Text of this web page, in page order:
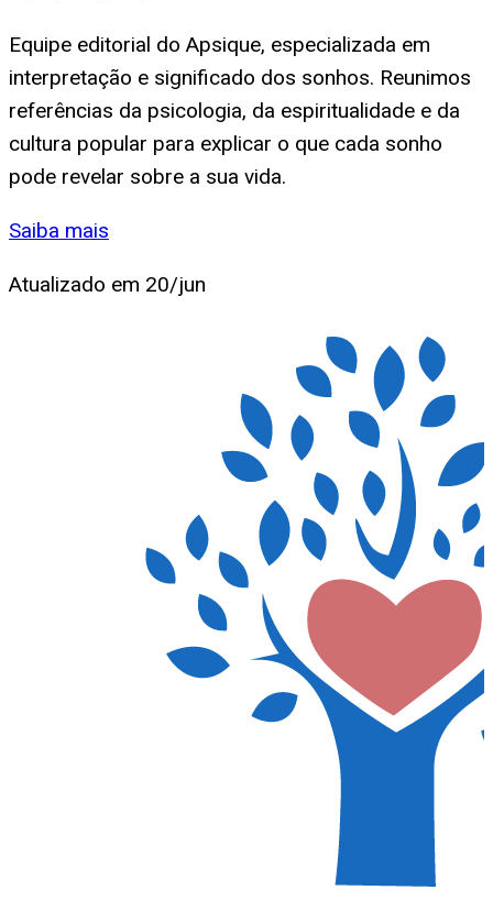
Equipe editorial do Apsique, especializada em
interpretação e significado dos sonhos. Reunimos
referências da psicologia, da espiritualidade e da
cultura popular para explicar o que cada sonho
pode revelar sobre a sua vida.
Saiba mais
Atualizado em 20/jun